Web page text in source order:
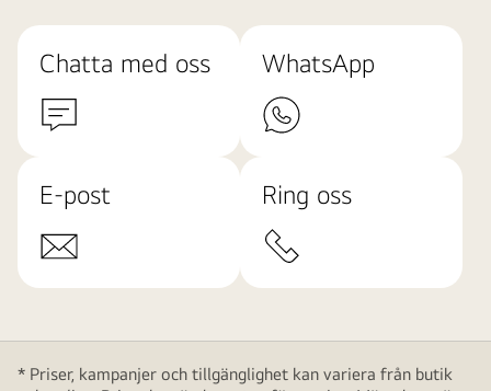
Chatta med oss WhatsApp
E-post Ring oss
* Priser, kampanjer och tillgänglighet kan variera från butik